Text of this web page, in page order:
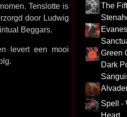
Tenslotte is
door Ludwig
Beggars.
levert een mooi
The
Green
Dark
Spell -
Heart